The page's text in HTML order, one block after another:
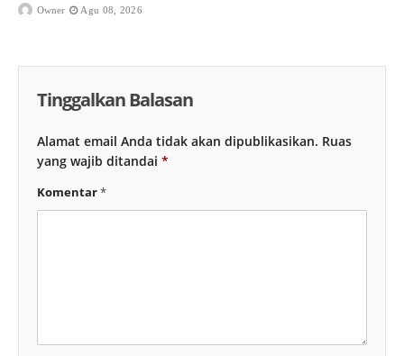
Owner Agu 08, 2026
Tinggalkan Balasan
Alamat email Anda tidak akan dipublikasikan. Ruas
yang wajib ditandai *
Komentar*